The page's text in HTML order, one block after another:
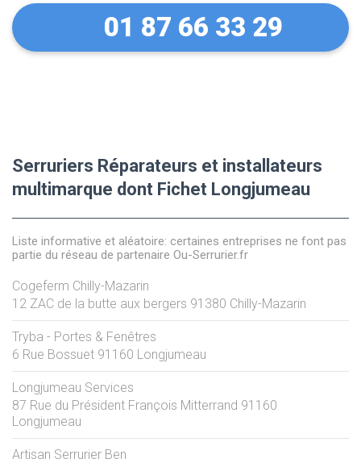
01 87 66 33 29
Serruriers Réparateurs et installateurs
multimarque dont Fichet Longjumeau
Liste informative et aléatoire: certaines entreprises ne font pas
partie du réseau de partenaire Ou-Serrurier.fr
Cogeferm Chilly-Mazarin
12 ZAC de la butte aux bergers 91380 Chilly-Mazarin
Tryba - Portes & Fenêtres
6 Rue Bossuet 91160 Longjumeau
Longjumeau Services
87 Rue du Président François Mitterrand 91160
Longjumeau
Artisan Serrurier Ben